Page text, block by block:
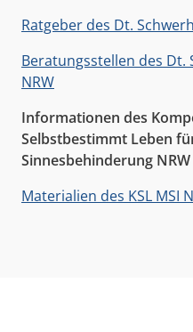
Ratgeber des Dt.
Beratungsstellen des
NRW
Informationen des
Selbstbestimmt Leben
Sinnesbehinderung NRW
Materialien des KSL MSI